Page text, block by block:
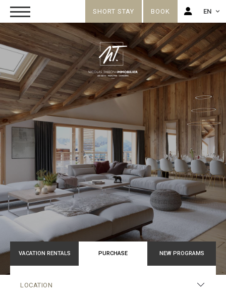
SHORT STAY BOOK EN
FR
EN
VACATION RENTALS PURCHASE NEW PROGRAMS
LOCATION